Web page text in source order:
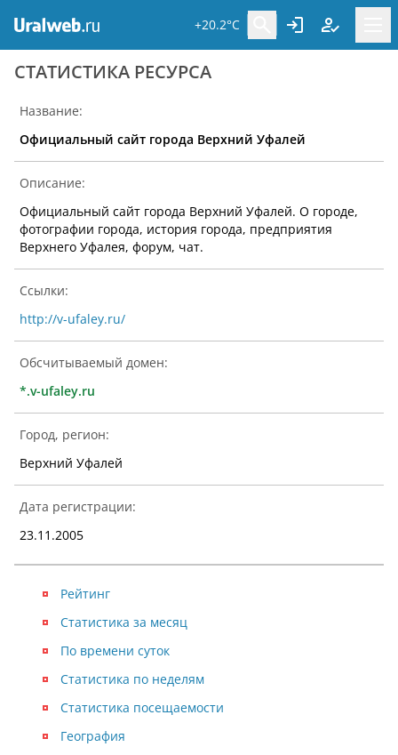
+20.2°C
CТАТИСТИКА РЕСУРСА
Название:
Официальный сайт города Верхний Уфалей
Описание:
Официальный сайт города Верхний Уфалей. О городе,
фотографии города, история города, предприятия
Верхнего Уфалея, форум, чат.
Ссылки:
http://v-ufaley.ru/
Обсчитываемый домен:
*.v-ufaley.ru
Город, регион:
Верхний Уфалей
Дата регистрации:
23.11.2005
Рейтинг
Статистика посещаемости
Статистика за месяц
География
По времени суток
Статистика по неделям